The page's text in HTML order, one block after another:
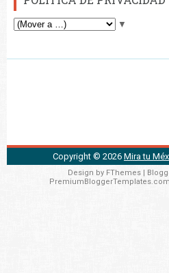
▼
Copyright © 2026 Mira tu
Design by FThemes|
PremiumBloggerTemplates.com